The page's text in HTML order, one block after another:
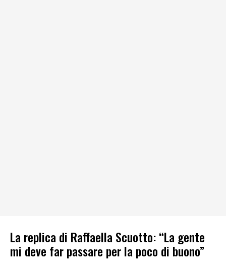
La replica di Raffaella Scuotto: “La gente
mi deve far passare per la poco di buono”